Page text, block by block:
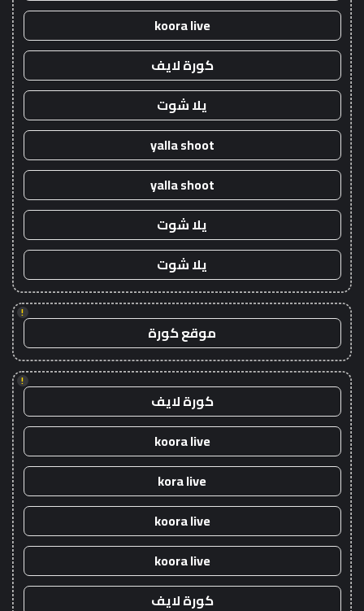
koora live
كورة لايف
يلا شوت
yalla shoot
yalla shoot
يلا شوت
يلا شوت
!
موقع كورة
!
كورة لايف
koora live
kora live
koora live
koora live
كورة لايف